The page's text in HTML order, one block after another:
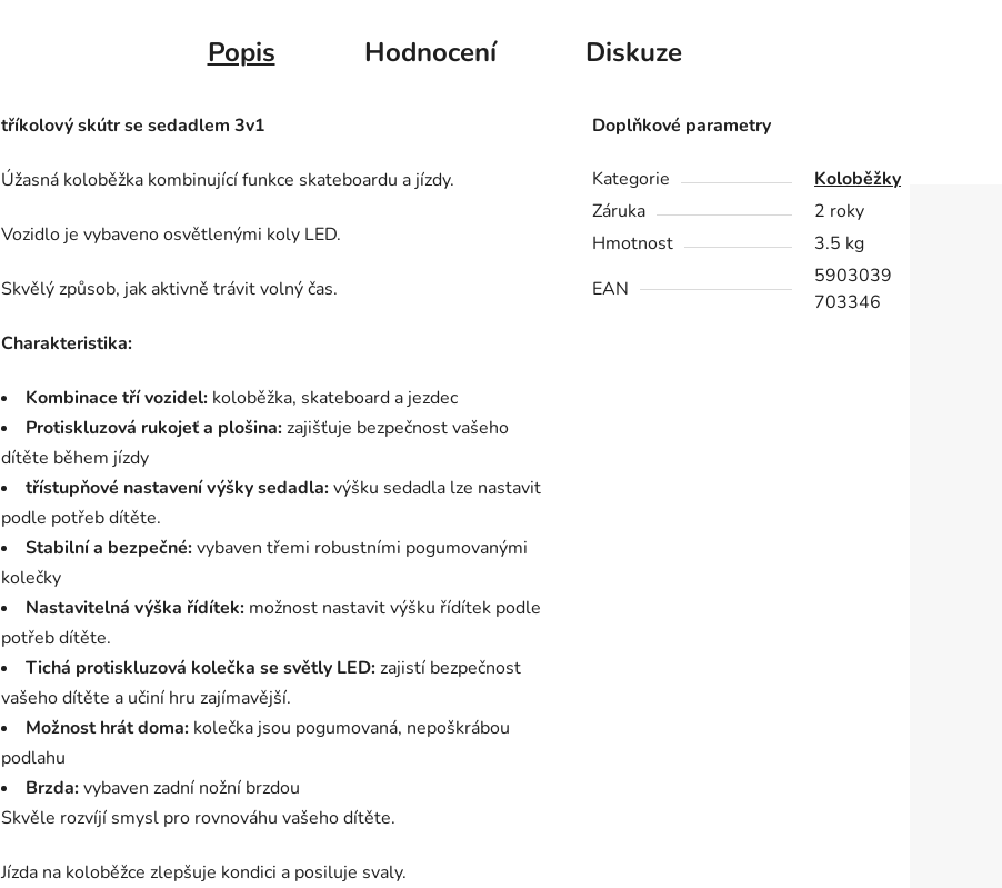
Popis Hodnocení Diskuze
tříkolový skútr se sedadlem 3v1
Úžasná koloběžka kombinující funkce skateboardu a jízdy.
Vozidlo je vybaveno osvětlenými koly LED.
Skvělý způsob, jak aktivně trávit volný čas.
Charakteristika:
Kombinace tří vozidel: koloběžka, skateboard a jezdec
Protiskluzová rukojeť a plošina:zajišťuje bezpečnost vašeho
dítěte během jízdy
třístupňové nastavení výšky sedadla:výšku sedadla lze nastavit
podle potřeb dítěte.
Stabilní a bezpečné:vybaven třemi robustními pogumovanými
kolečky
Nastavitelná výška řídítek: možnost nastavit výšku řídítek podle
potřeb dítěte.
Tichá protiskluzová kolečka se světly LED:zajistí bezpečnost
vašeho dítěte a učiní hru zajímavější.
Možnost hrát doma: kolečka jsou pogumovaná, nepoškrábou
podlahu
Brzda:vybaven zadní nožní brzdou
Skvěle rozvíjí smysl pro rovnováhu vašeho dítěte.
Jízda na koloběžce zlepšuje kondici a posiluje svaly.
Doplňkové parametry
Kategorie
Koloběžky
Záruka
2 roky
Hmotnost
3.5 kg
EAN
5903039
703346